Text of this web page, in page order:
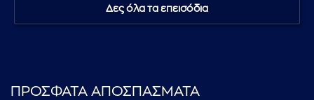
Δες όλα τα επεισόδια
ΠΡΟΣΦΑΤΑ ΑΠΟΣΠΑΣΜΑΤΑ